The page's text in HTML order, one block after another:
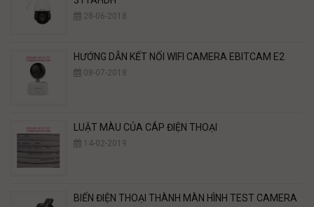
28-06-2018
HƯỚNG DẪN KẾT NỐI WIFI CAMERA EBITCAM E2
08-07-2018
LUẬT MÀU CỦA CÁP ĐIỆN THOẠI
14-02-2019
BIẾN ĐIỆN THOẠI THÀNH MÀN HÌNH TEST CAMERA